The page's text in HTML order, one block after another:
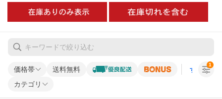
価格帯 送料無料 すべての条
カテゴリ
1